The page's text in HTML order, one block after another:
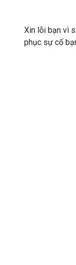
Xin lỗi bạn vì
phục sự cố